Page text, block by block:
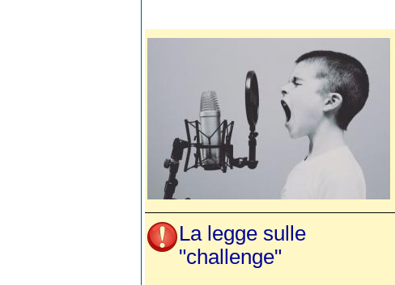
La legge sulle
"challenge"